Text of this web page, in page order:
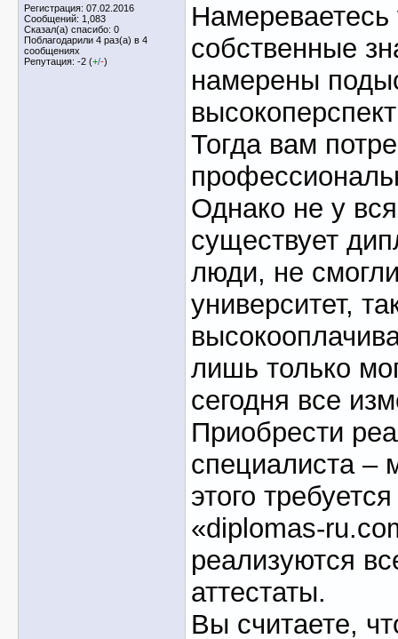
Регистрация: 07.02.2016
Сообщений: 1,083
Сказал(а) спасибо: 0
Поблагодарили 4 раз(а) в 4
сообщениях
Репутация: -2 (+/-)
собственные
намерены
Тогда вам
Однако не у
существует
люди, не
университет,
лишь только
сегодня все
Приобрести
специалиста –
этого
«diplomas-
реализуются
аттестаты.
Вы считаете,